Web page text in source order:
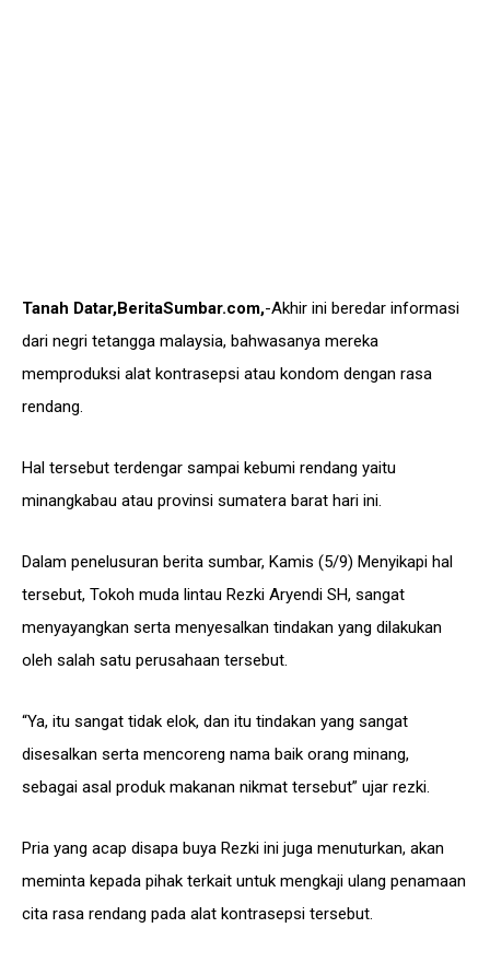
Tanah Datar,BeritaSumbar.com,-Akhir ini beredar informasi
dari negri tetangga malaysia, bahwasanya mereka
memproduksi alat kontrasepsi atau kondom dengan rasa
rendang.
Hal tersebut terdengar sampai kebumi rendang yaitu
minangkabau atau provinsi sumatera barat hari ini.
Dalam penelusuran berita sumbar, Kamis (5/9) Menyikapi hal
tersebut, Tokoh muda lintau Rezki Aryendi SH, sangat
menyayangkan serta menyesalkan tindakan yang dilakukan
oleh salah satu perusahaan tersebut.
“Ya, itu sangat tidak elok, dan itu tindakan yang sangat
disesalkan serta mencoreng nama baik orang minang,
sebagai asal produk makanan nikmat tersebut” ujar rezki.
Pria yang acap disapa buya Rezki ini juga menuturkan, akan
meminta kepada pihak terkait untuk mengkaji ulang penamaan
cita rasa rendang pada alat kontrasepsi tersebut.